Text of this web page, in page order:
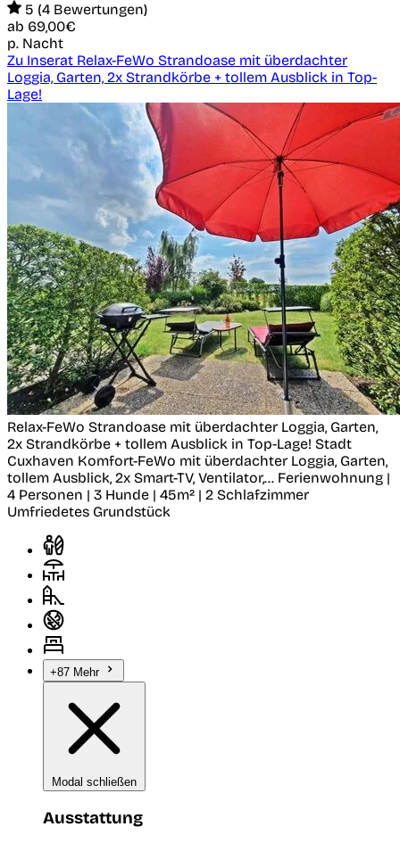
5 (4 Bewertungen)
ab 69,00€
p. Nacht
Zu Inserat Relax-FeWo Strandoase mit überdachter
Loggia, Garten, 2x Strandkörbe + tollem Ausblick in Top-
Lage!
Relax-FeWo Strandoase mit überdachter Loggia, Garten,
2x Strandkörbe + tollem Ausblick in Top-Lage! Stadt
Cuxhaven Komfort-FeWo mit überdachter Loggia, Garten,
tollem Ausblick, 2x Smart-TV, Ventilator,... Ferienwohnung |
4 Personen | 3 Hunde | 45m² | 2 Schlafzimmer
Umfriedetes Grundstück
+87 Mehr
Modal schließen
Ausstattung